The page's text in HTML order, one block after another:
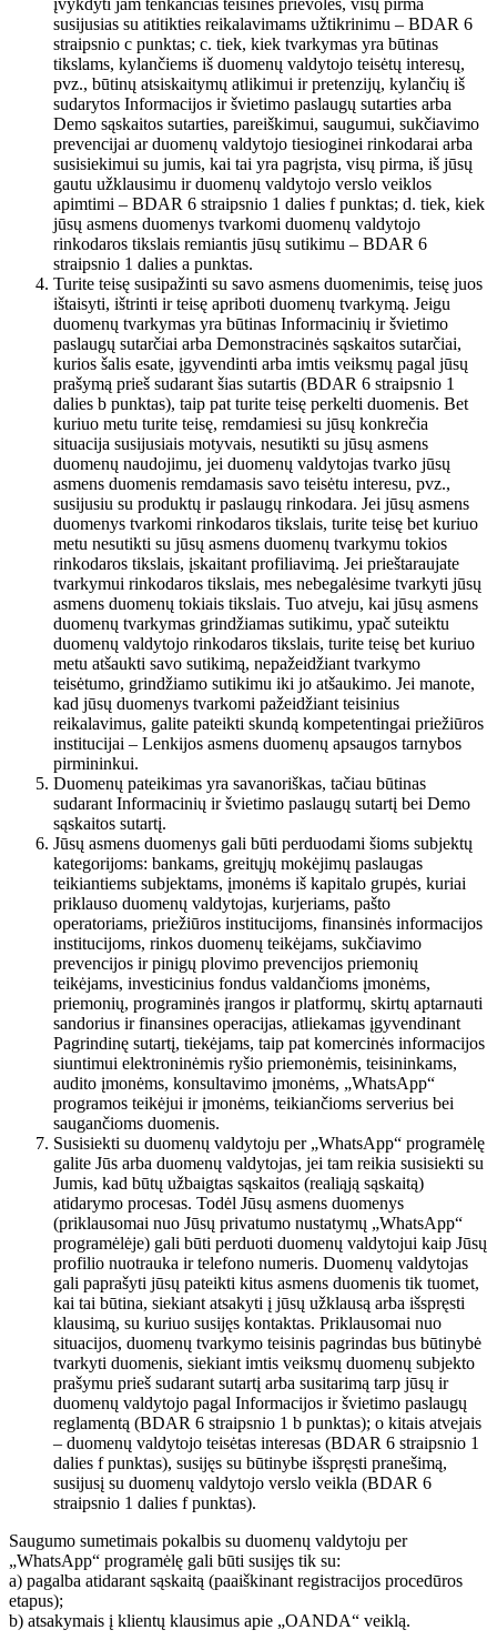
įvykdyti jam tenkančias teisines prievoles, visų pirma
susijusias su atitikties reikalavimams užtikrinimu – BDAR 6
straipsnio c punktas; c. tiek, kiek tvarkymas yra būtinas
tikslams, kylančiems iš duomenų valdytojo teisėtų interesų,
pvz., būtinų atsiskaitymų atlikimui ir pretenzijų, kylančių iš
sudarytos Informacijos ir švietimo paslaugų sutarties arba
Demo sąskaitos sutarties, pareiškimui, saugumui, sukčiavimo
prevencijai ar duomenų valdytojo tiesioginei rinkodarai arba
susisiekimui su jumis, kai tai yra pagrįsta, visų pirma, iš jūsų
gautu užklausimu ir duomenų valdytojo verslo veiklos
apimtimi – BDAR 6 straipsnio 1 dalies f punktas; d. tiek, kiek
jūsų asmens duomenys tvarkomi duomenų valdytojo
rinkodaros tikslais remiantis jūsų sutikimu – BDAR 6
straipsnio 1 dalies a punktas.
Turite teisę susipažinti su savo asmens duomenimis, teisę juos
ištaisyti, ištrinti ir teisę apriboti duomenų tvarkymą. Jeigu
duomenų tvarkymas yra būtinas Informacinių ir švietimo
paslaugų sutarčiai arba Demonstracinės sąskaitos sutarčiai,
kurios šalis esate, įgyvendinti arba imtis veiksmų pagal jūsų
prašymą prieš sudarant šias sutartis (BDAR 6 straipsnio 1
dalies b punktas), taip pat turite teisę perkelti duomenis. Bet
kuriuo metu turite teisę, remdamiesi su jūsų konkrečia
situacija susijusiais motyvais, nesutikti su jūsų asmens
duomenų naudojimu, jei duomenų valdytojas tvarko jūsų
asmens duomenis remdamasis savo teisėtu interesu, pvz.,
susijusiu su produktų ir paslaugų rinkodara. Jei jūsų asmens
duomenys tvarkomi rinkodaros tikslais, turite teisę bet kuriuo
metu nesutikti su jūsų asmens duomenų tvarkymu tokios
rinkodaros tikslais, įskaitant profiliavimą. Jei prieštaraujate
tvarkymui rinkodaros tikslais, mes nebegalėsime tvarkyti jūsų
asmens duomenų tokiais tikslais. Tuo atveju, kai jūsų asmens
duomenų tvarkymas grindžiamas sutikimu, ypač suteiktu
duomenų valdytojo rinkodaros tikslais, turite teisę bet kuriuo
metu atšaukti savo sutikimą, nepažeidžiant tvarkymo
teisėtumo, grindžiamo sutikimu iki jo atšaukimo. Jei manote,
kad jūsų duomenys tvarkomi pažeidžiant teisinius
reikalavimus, galite pateikti skundą kompetentingai priežiūros
institucijai – Lenkijos asmens duomenų apsaugos tarnybos
pirmininkui.
Duomenų pateikimas yra savanoriškas, tačiau būtinas
sudarant Informacinių ir švietimo paslaugų sutartį bei Demo
sąskaitos sutartį.
Jūsų asmens duomenys gali būti perduodami šioms subjektų
kategorijoms: bankams, greitųjų mokėjimų paslaugas
teikiantiems subjektams, įmonėms iš kapitalo grupės, kuriai
priklauso duomenų valdytojas, kurjeriams, pašto
operatoriams, priežiūros institucijoms, finansinės informacijos
institucijoms, rinkos duomenų teikėjams, sukčiavimo
prevencijos ir pinigų plovimo prevencijos priemonių
teikėjams, investicinius fondus valdančioms įmonėms,
priemonių, programinės įrangos ir platformų, skirtų aptarnauti
sandorius ir finansines operacijas, atliekamas įgyvendinant
Pagrindinę sutartį, tiekėjams, taip pat komercinės informacijos
siuntimui elektroninėmis ryšio priemonėmis, teisininkams,
audito įmonėms, konsultavimo įmonėms, „WhatsApp“
programos teikėjui ir įmonėms, teikiančioms serverius bei
saugančioms duomenis.
Susisiekti su duomenų valdytoju per „WhatsApp“ programėlę
galite Jūs arba duomenų valdytojas, jei tam reikia susisiekti su
Jumis, kad būtų užbaigtas sąskaitos (realiąją sąskaitą)
atidarymo procesas. Todėl Jūsų asmens duomenys
(priklausomai nuo Jūsų privatumo nustatymų „WhatsApp“
programėlėje) gali būti perduoti duomenų valdytojui kaip Jūsų
profilio nuotrauka ir telefono numeris. Duomenų valdytojas
gali paprašyti jūsų pateikti kitus asmens duomenis tik tuomet,
kai tai būtina, siekiant atsakyti į jūsų užklausą arba išspręsti
klausimą, su kuriuo susijęs kontaktas. Priklausomai nuo
situacijos, duomenų tvarkymo teisinis pagrindas bus būtinybė
tvarkyti duomenis, siekiant imtis veiksmų duomenų subjekto
prašymu prieš sudarant sutartį arba susitarimą tarp jūsų ir
duomenų valdytojo pagal Informacijos ir švietimo paslaugų
reglamentą (BDAR 6 straipsnio 1 b punktas); o kitais atvejais
– duomenų valdytojo teisėtas interesas (BDAR 6 straipsnio 1
dalies f punktas), susijęs su būtinybe išspręsti pranešimą,
susijusį su duomenų valdytojo verslo veikla (BDAR 6
straipsnio 1 dalies f punktas).
Saugumo sumetimais pokalbis su duomenų valdytoju per
„WhatsApp“ programėlę gali būti susijęs tik su:
a) pagalba atidarant sąskaitą (paaiškinant registracijos procedūros
etapus);
b) atsakymais į klientų klausimus apie „OANDA“ veiklą.